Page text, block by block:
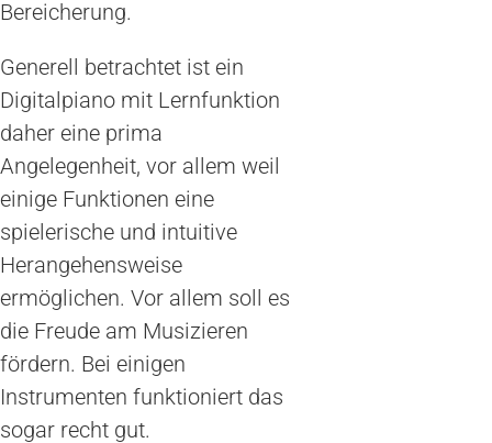
Bereicherung.
Generell betrachtet ist ein
Digitalpiano mit Lernfunktion
daher eine prima
Angelegenheit, vor allem weil
einige Funktionen eine
spielerische und intuitive
Herangehensweise
ermöglichen. Vor allem soll es
die Freude am Musizieren
fördern. Bei einigen
Instrumenten funktioniert das
sogar recht gut.